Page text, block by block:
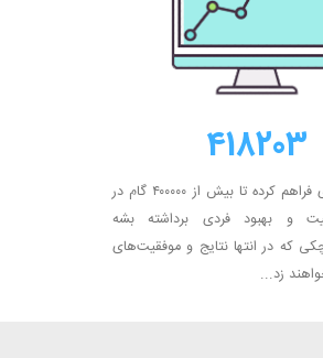
418203
میلوژی بستری فراهم کرده تا بیش از ۴۰۰۰۰۰ گام در
و بهبود فردی برداشته بشه
که در انتها نتایج و موفقیت‌های
زد...‏